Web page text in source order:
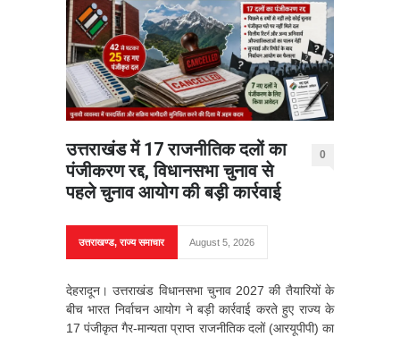
उत्तराखंड में 17 राजनीतिक दलों का
पंजीकरण रद्द, विधानसभा चुनाव से
पहले चुनाव आयोग की बड़ी कार्रवाई
0
उत्तराखण्ड,राज्य समाचार August 5, 2026
देहरादून। उत्तराखंड विधानसभा चुनाव 2027 की तैयारियों के
बीच भारत निर्वाचन आयोग ने बड़ी कार्रवाई करते हुए राज्य के
17 पंजीकृत गैर-मान्यता प्राप्त राजनीतिक दलों (आरयूपीपी) का